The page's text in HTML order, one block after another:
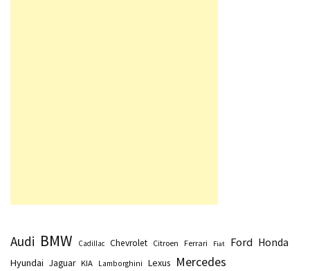
Audi BMW Cadillac Chevrolet Citroen Ferrari Fiat Ford Honda
Hyundai Jaguar KIA Lamborghini Lexus Mercedes